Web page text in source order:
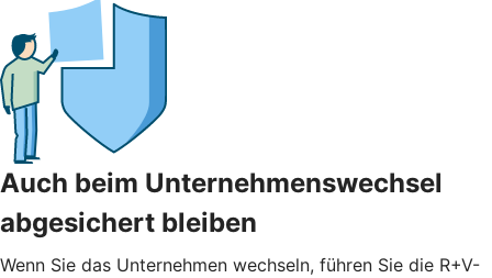
Auch beim Unternehmenswechsel
abgesichert bleiben
Wenn Sie das Unternehmen wechseln, führen Sie die R+V-